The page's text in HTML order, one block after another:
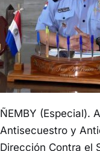
ÑEMBY (Especial).
Antisecuestro y
Dirección Contra el